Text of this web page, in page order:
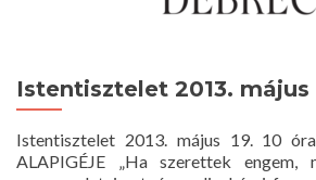
Istentisztelet 2013. május
Istentisztelet 2013. május 19. 10
ALAPIGÉJE „Ha szerettek